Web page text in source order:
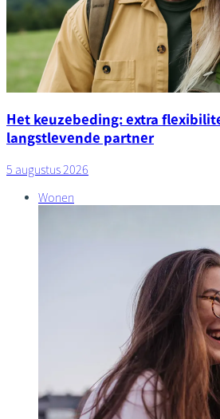
Het keuzebeding: extra
langstlevende partner
5 augustus 2026
Wonen